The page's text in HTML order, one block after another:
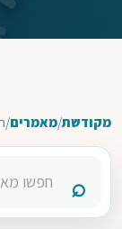
מקודשת/מאמרים/